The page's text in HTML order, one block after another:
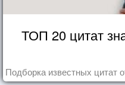
ТОП 20 цитат
Подборка известных цитат